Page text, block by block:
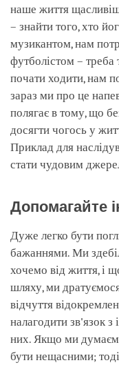
наше життя
– знайти того, хто
музикантом, нам
футболістом – треба
почати ходити, нам
зараз ми про це
полягає в тому, що
досягти чогось у
Приклад для
стати чудовим
Допомагайте
Дуже легко бути
бажаннями. Ми
хочемо від життя, і
шляху, ми
відчуття
налагодити зв'язок
них. Якщо ми
бути нещасними;